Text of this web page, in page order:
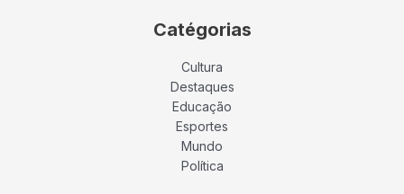
Catégorias
Cultura
Destaques
Educação
Esportes
Mundo
Política